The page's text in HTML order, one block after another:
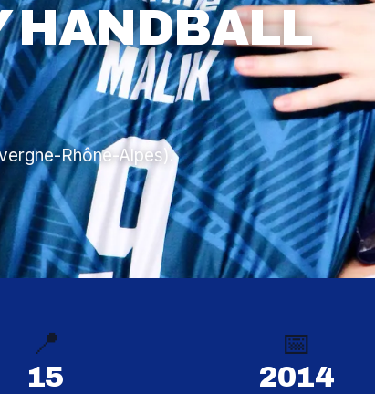
HANDBALL
Rhône-Alpes).
📍
15
📅
2014